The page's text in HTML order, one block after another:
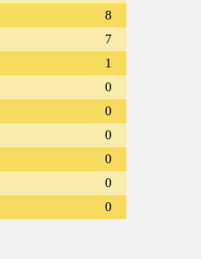
8
7
1
0
0
0
0
0
0